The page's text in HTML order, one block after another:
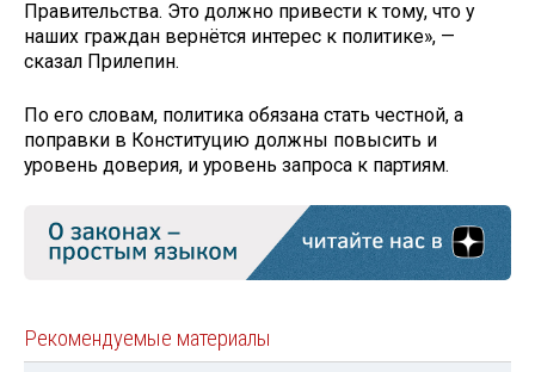
Правительства. Это должно привести к тому, что у
наших граждан вернётся интерес к политике», —
сказал Прилепин.
По его словам, политика обязана стать честной, а
поправки в Конституцию должны повысить и
уровень доверия, и уровень запроса к партиям.
Рекомендуемые материалы